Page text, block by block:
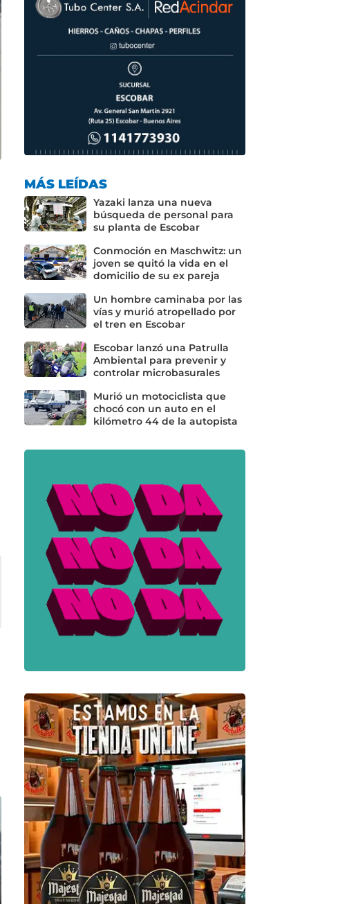
MÁS LEÍDAS
Yazaki lanza una nueva
búsqueda de personal para
su planta de Escobar
Conmoción en Maschwitz: un
joven se quitó la vida en el
domicilio de su ex pareja
Un hombre caminaba por las
vías y murió atropellado por
el tren en Escobar
Escobar lanzó una Patrulla
Ambiental para prevenir y
controlar microbasurales
Murió un motociclista que
chocó con un auto en el
kilómetro 44 de la autopista